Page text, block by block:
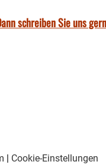
schreiben Sie uns
| Cookie-Einstellungen